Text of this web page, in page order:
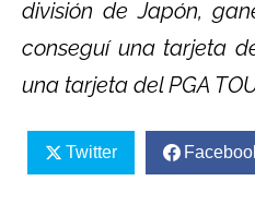
división de Japón,
conseguí una tarjeta
una tarjeta del PGA
Twitter